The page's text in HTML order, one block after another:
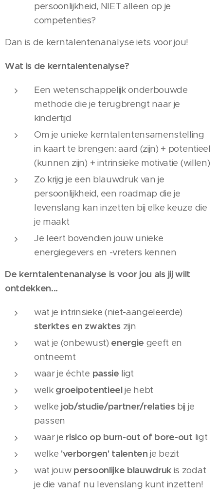
persoonlijkheid, NIET alleen op je
competenties?
Dan is de kerntalentenanalyse iets voor jou!
Wat is de kerntalentenalyse?
Een wetenschappelijk onderbouwde
methode die je terugbrengt naar je
kindertijd
Om je unieke kerntalentensamenstelling
in kaart te brengen: aard (zijn) + potentieel
(kunnen zijn) + intrinsieke motivatie (willen)
Zo krijg je een blauwdruk van je
persoonlijkheid, een roadmap die je
levenslang kan inzetten bij elke keuze die
je maakt
Je leert bovendien jouw unieke
energiegevers en -vreters kennen
De kerntalentenanalyse is voor jou als jij wilt
ontdekken...
wat je intrinsieke (niet-aangeleerde)
sterktes en zwaktes zijn
wat je (onbewust) energie geeft en
ontneemt
waar je échte passie ligt
welk groeipotentieelje hebt
welke job/studie/partner/relaties bij je
passen
waar je risico op burn-out of bore-out ligt
welke 'verborgen' talenten je bezit
wat jouw persoonlijke blauwdruk is zodat
je die vanaf nu levenslang kunt inzetten!